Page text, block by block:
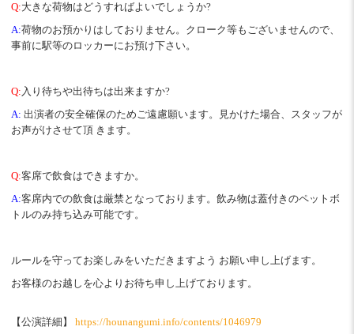
Q:大きな荷物はどうすればよいでしょうか?
A:荷物のお預かりはしておりません。クローク等もございませんので、
事前に駅等のロッカーにお預け下さい。
Q: 入り待ちや出待ちは出来ますか?
A: 出演者の安全確保のためご遠慮願います。見かけた場合、スタッフが
お声がけさせて頂 きます。
Q:客席で飲食はできますか。
A:客席内での飲食は厳禁となっております。飲み物は蓋付きのペットボ
トルのみ持ち込み可能です。
ルールを守ってお楽しみをいただきますよう お願い申し上げます。
お客様のお越しを心よりお待ち申し上げております。
【公演詳細】 https://hounangumi.info/contents/1046979